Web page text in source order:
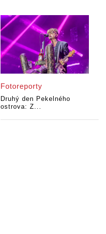
Fotoreporty
Druhý den Pekelného
ostrova: Z...